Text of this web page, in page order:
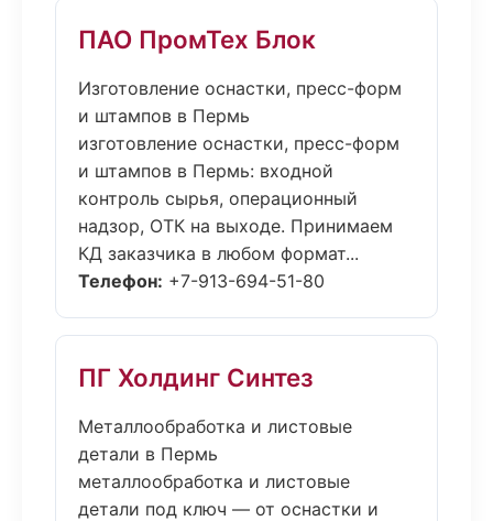
ПАО ПромТех Блок
Изготовление оснастки, пресс-форм
и штампов в Пермь
изготовление оснастки, пресс-форм
и штампов в Пермь: входной
контроль сырья, операционный
надзор, ОТК на выходе. Принимаем
КД заказчика в любом формат...
Телефон: +7-913-694-51-80
ПГ Холдинг Синтез
Металлообработка и листовые
детали в Пермь
металлообработка и листовые
детали под ключ — от оснастки и